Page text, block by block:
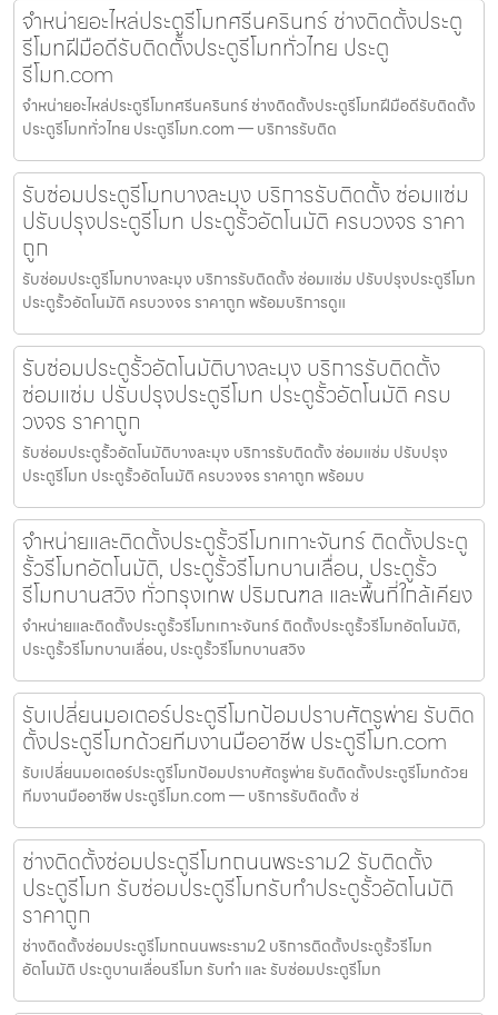
จำหน่ายอะไหล่ประตูรีโมทศรีนครินทร์ ช่างติดตั้งประตู
รีโมทฝีมือดีรับติดตั้งประตูรีโมททั่วไทย ประตู
รีโมท.com
จำหน่ายอะไหล่ประตูรีโมทศรีนครินทร์ ช่างติดตั้งประตูรีโมทฝีมือดีรับติดตั้ง
ประตูรีโมททั่วไทย ประตูรีโมท.com — บริการรับติด
รับซ่อมประตูรีโมทบางละมุง บริการรับติดตั้ง ซ่อมแซ่ม
ปรับปรุงประตูรีโมท ประตูรั้วอัตโนมัติ ครบวงจร ราคา
ถูก
รับซ่อมประตูรีโมทบางละมุง บริการรับติดตั้ง ซ่อมแซ่ม ปรับปรุงประตูรีโมท
ประตูรั้วอัตโนมัติ ครบวงจร ราคาถูก พร้อมบริการดูแ
รับซ่อมประตูรั้วอัตโนมัติบางละมุง บริการรับติดตั้ง
ซ่อมแซ่ม ปรับปรุงประตูรีโมท ประตูรั้วอัตโนมัติ ครบ
วงจร ราคาถูก
รับซ่อมประตูรั้วอัตโนมัติบางละมุง บริการรับติดตั้ง ซ่อมแซ่ม ปรับปรุง
ประตูรีโมท ประตูรั้วอัตโนมัติ ครบวงจร ราคาถูก พร้อมบ
จำหน่ายและติดตั้งประตูรั้วรีโมทเกาะจันทร์ ติดตั้งประตู
รั้วรีโมทอัตโนมัติ, ประตูรั้วรีโมทบานเลื่อน, ประตูรั้ว
รีโมทบานสวิง ทั่วกรุงเทพ ปริมณฑล และพื้นที่ใกล้เคียง
จำหน่ายและติดตั้งประตูรั้วรีโมทเกาะจันทร์ ติดตั้งประตูรั้วรีโมทอัตโนมัติ,
ประตูรั้วรีโมทบานเลื่อน, ประตูรั้วรีโมทบานสวิง
รับเปลี่ยนมอเตอร์ประตูรีโมทป้อมปราบศัตรูพ่าย รับติด
ตั้งประตูรีโมทด้วยทีมงานมืออาชีพ ประตูรีโมท.com
รับเปลี่ยนมอเตอร์ประตูรีโมทป้อมปราบศัตรูพ่าย รับติดตั้งประตูรีโมทด้วย
ทีมงานมืออาชีพ ประตูรีโมท.com — บริการรับติดตั้ง ซ่
ช่างติดตั้งซ่อมประตูรีโมทถนนพระราม2 รับติดตั้ง
ประตูรีโมท รับซ่อมประตูรีโมทรับทำประตูรั้วอัตโนมัติ
ราคาถูก
ช่างติดตั้งซ่อมประตูรีโมทถนนพระราม2 บริการติดตั้งประตูรั้วรีโมท
อัตโนมัติ ประตูบานเลื่อนรีโมท รับทำ และ รับซ่อมประตูรีโมท